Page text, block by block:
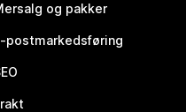
og pakker
postmarkedsføring